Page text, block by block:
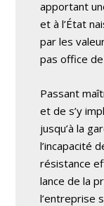
apportant
et à l’État
par les
pas office
Passant
et de s’y
jusqu’à la
l’incapacité
résistance
lance de la
l’entreprise